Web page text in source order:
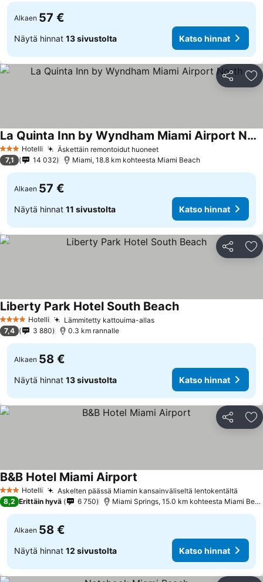
Alkaen 57 €
Näytä hinnat 13 sivustolta Katso hinnat
Jaa
3 Tähtiluokitus
Hotelli Äskettäin remontoidut huoneetKatso hinnat
La Quinta Inn by Wyndham Miami Airport North
Katso hinnat
7,1 14 032 Miami, 18.8 km kohteesta Miami Beach
Alkaen 57 €
Näytä hinnat 11 sivustolta Katso hinnat
Jaa
4 Tähtiluokitus
Hotelli Lämmitetty kattouima-allasKatso hinnat
Liberty Park Hotel South BeachKatso hinnat
7,4 3 880 0.3 km rannalle
Alkaen 58 €
Näytä hinnat 13 sivustolta Katso hinnat
Jaa
3 Tähtiluokitus
Hotelli Askelten päässä Miamin kansainväliseltä lentokentältä
B&B Hotel Miami Airport
8,2 Erittäin hyvä 6 750 Miami Springs, 15.0 km kohteesta Miami
Alkaen 58 €
Näytä hinnat 12 sivustolta Katso hinnat